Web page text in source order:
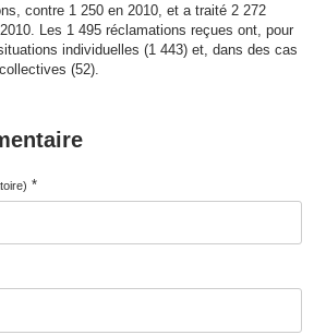
contre 1 250 en 2010, et a traité 2 272
Les 1 495 réclamations reçues ont, pour
individuelles (1 443) et, dans des cas
(52).
*